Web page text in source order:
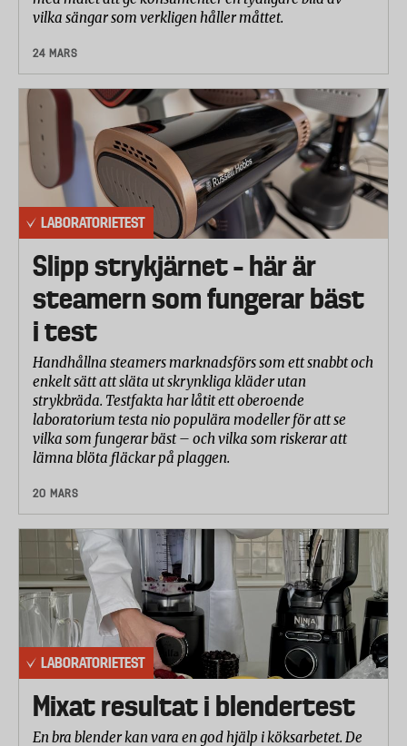
vilka sängar som verkligen håller måttet.
24 MARS
LABORATORIETEST
Slipp strykjärnet – här är
steamern som fungerar bäst
i test
Handhållna steamers marknadsförs som ett snabbt och
enkelt sätt att släta ut skrynkliga kläder utan
strykbräda. Testfakta har låtit ett oberoende
laboratorium testa nio populära modeller för att se
vilka som fungerar bäst – och vilka som riskerar att
lämna blöta fläckar på plaggen.
20 MARS
LABORATORIETEST
Mixat resultat i blendertest
En bra blender kan vara en god hjälp i köksarbetet. De